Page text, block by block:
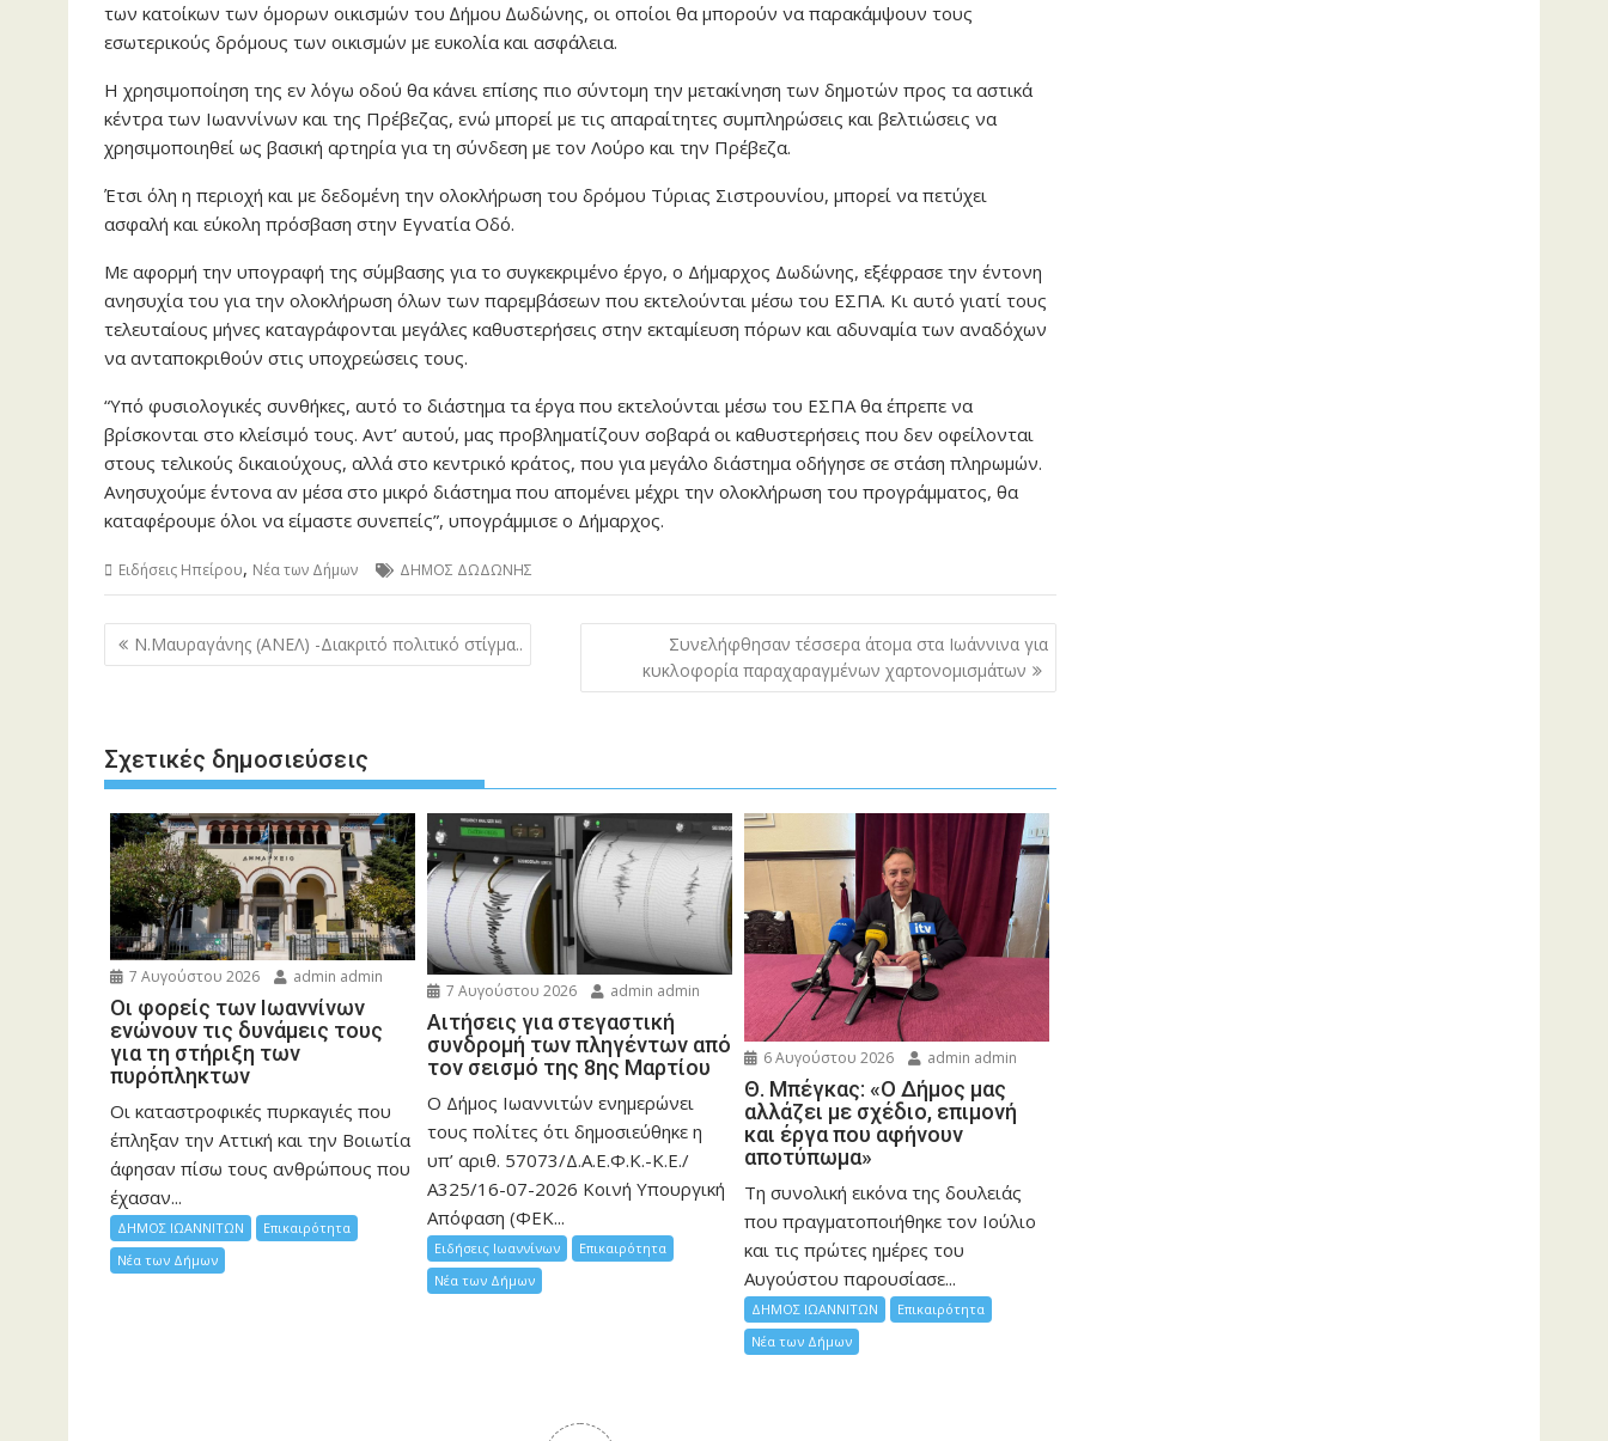
των κατοίκων των όµορων οικισµών του ∆ήµου ∆ωδώνης, οι οποίοι θα µπορούν να παρακάµψουν τους
εσωτερικούς δρόµους των οικισµών µε ευκολία και ασφάλεια.
Η χρησιµοποίηση της εν λόγω οδού θα κάνει επίσης πιο σύντοµη την µετακίνηση των δηµοτών προς τα αστικά
κέντρα των Ιωαννίνων και της Πρέβεζας, ενώ μπορεί με τις απαραίτητες συμπληρώσεις και βελτιώσεις να
χρησιμοποιηθεί ως βασική αρτηρία για τη σύνδεση με τον Λούρο και την Πρέβεζα.
Έτσι όλη η περιοχή και με δεδομένη την ολοκλήρωση του δρόμου Τύριας Σιστρουνίου, μπορεί να πετύχει
ασφαλή και εύκολη πρόσβαση στην Εγνατία Οδό.
Με αφορμή την υπογραφή της σύμβασης για το συγκεκριμένο έργο, ο Δήμαρχος Δωδώνης, εξέφρασε την έντονη
ανησυχία του για την ολοκλήρωση όλων των παρεμβάσεων που εκτελούνται μέσω του ΕΣΠΑ. Κι αυτό γιατί τους
τελευταίους μήνες καταγράφονται μεγάλες καθυστερήσεις στην εκταμίευση πόρων και αδυναμία των αναδόχων
να ανταποκριθούν στις υποχρεώσεις τους.
“Υπό φυσιολογικές συνθήκες, αυτό το διάστημα τα έργα που εκτελούνται μέσω του ΕΣΠΑ θα έπρεπε να
βρίσκονται στο κλείσιμό τους. Αντ’ αυτού, μας προβληματίζουν σοβαρά οι καθυστερήσεις που δεν οφείλονται
στους τελικούς δικαιούχους, αλλά στο κεντρικό κράτος, που για μεγάλο διάστημα οδήγησε σε στάση πληρωμών.
Ανησυχούμε έντονα αν μέσα στο μικρό διάστημα που απομένει μέχρι την ολοκλήρωση του προγράμματος, θα
καταφέρουμε όλοι να είμαστε συνεπείς”, υπογράμμισε ο Δήμαρχος.
Ειδήσεις Ηπείρου, Νέα των Δήμων ΔΗΜΟΣ ΔΩΔΩΝΗΣ
Πλοήγηση
άρθρων
Ν.Μαυραγάνης (ΑΝΕΛ) -Διακριτό πολιτικό στίγμα..
Συνελήφθησαν τέσσερα άτομα στα Ιωάννινα για
κυκλοφορία παραχαραγμένων χαρτονομισμάτων
Σχετικές δημοσιεύσεις
7 Αυγούστου 2026 admin admin
Οι φορείς των Ιωαννίνων
ενώνουν τις δυνάμεις τους
για τη στήριξη των
πυρόπληκτων
Οι καταστροφικές πυρκαγιές που
έπληξαν την Αττική και την Bοιωτία
άφησαν πίσω τους ανθρώπους που
έχασαν...
ΔΗΜΟΣ ΙΩΑΝΝΙΤΩΝ
Επικαιρότητα
Νέα των Δήμων
7 Αυγούστου 2026 admin admin
Αιτήσεις για στεγαστική
συνδρομή των πληγέντων από
τον σεισμό της 8ης Μαρτίου
Ο Δήμος Ιωαννιτών ενημερώνει
τους πολίτες ότι δημοσιεύθηκε η
υπ’ αριθ. 57073/Δ.Α.Ε.Φ.Κ.-Κ.Ε./
Α325/16-07-2026 Κοινή Υπουργική
Απόφαση (ΦΕΚ...
Ειδήσεις Ιωαννίνων
Επικαιρότητα
Νέα των Δήμων
6 Αυγούστου 2026 admin admin
Θ. Μπέγκας: «Ο Δήμος μας
αλλάζει με σχέδιο, επιμονή
και έργα που αφήνουν
αποτύπωμα»
Τη συνολική εικόνα της δουλειάς
που πραγματοποιήθηκε τον Ιούλιο
και τις πρώτες ημέρες του
Αυγούστου παρουσίασε...
ΔΗΜΟΣ ΙΩΑΝΝΙΤΩΝ
Επικαιρότητα
Νέα των Δήμων